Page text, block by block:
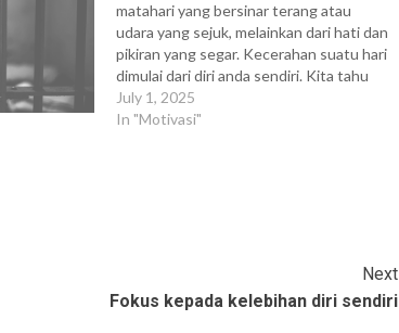
matahari yang bersinar terang atau
udara yang sejuk, melainkan dari hati dan
pikiran yang segar. Kecerahan suatu hari
dimulai dari diri anda sendiri. Kita tahu
bahwa sesuatu yang dimulai dengan
baik merupakan separuh dari pencapaian
July 1, 2025
In "Motivasi"
Next
Fokus kepada kelebihan diri sendiri